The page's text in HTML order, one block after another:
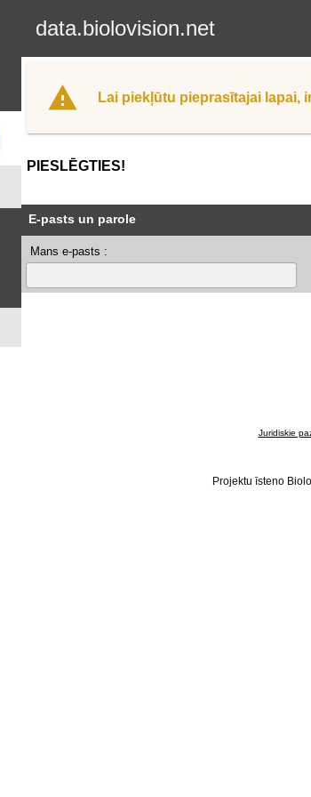
data.biolovision.net
Lai piekļūtu pieprasītajai lapai,
PIESLĒGTIES!
E-pasts un parole
Mans e-pasts :
Juridiskie
Projektu īsteno